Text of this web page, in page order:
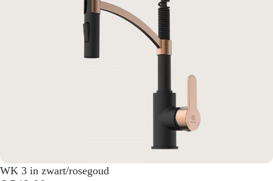
WK 3 in zwart/rosegoud